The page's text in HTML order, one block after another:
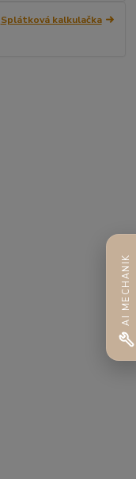
Splátková kalkulačka
AI MECHANIK